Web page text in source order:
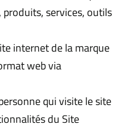
services, outils
internet de la marque
web via
qui visite le site
du Site